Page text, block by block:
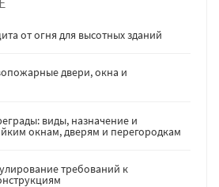
от огня для высотных зданий
двери, окна и
виды, назначение и
окнам, дверям и перегородкам
требований к